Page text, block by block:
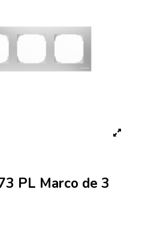
PL Marco de 3